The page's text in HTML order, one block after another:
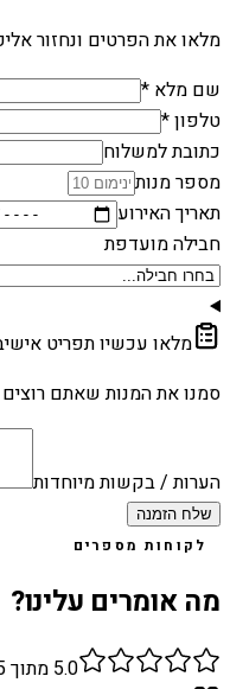
מלאו את הפרטים ונחזור
שם מלא *
טלפון *
כתובת למשלוח
מספר מנות
תאריך האירוע
חבילה מועדפת
מלאו עכשיו תפריט אישי
סמנו את המנות שאתם
הערות / בקשות מיוחדות
שלח הזמנה
לקוחות מספרים
מה אומרים עלינו?
5.0 מתוך 5 ב-